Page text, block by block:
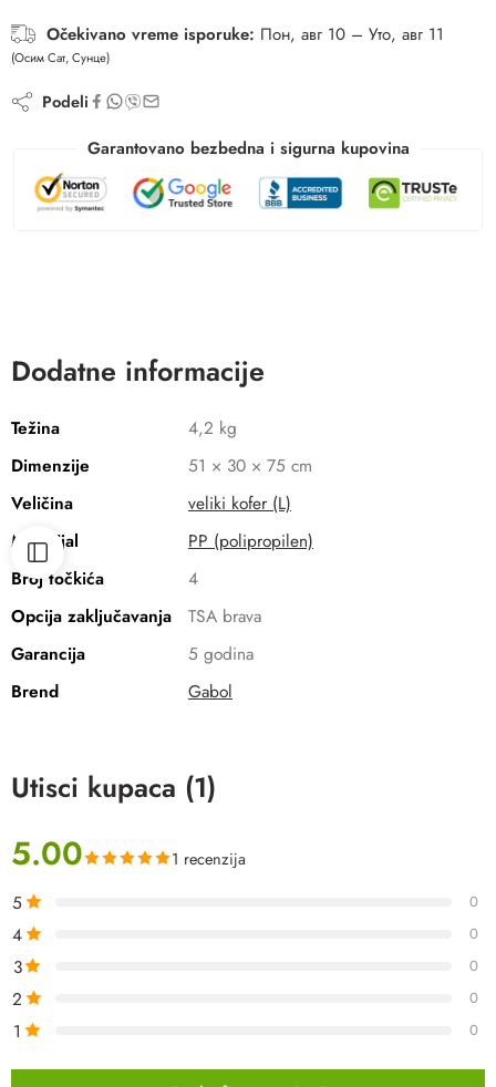
Očekivano vreme isporuke: Пон, авг 10 – Уто, авг 11
(Осим Сат, Сунце)
Podeli
Garantovano bezbedna i sigurna kupovina
Dodatne informacije
Težina
4,2 kg
Dimenzije
51 × 30 × 75 cm
Veličina
veliki kofer (L)
Materijal
PP (polipropilen)
Broj točkića
4
Opcija zaključavanja
TSA brava
Garancija
5 godina
Brend
Gabol
Utisci kupaca (1)
5.00 1 recenzija
5 0
4 0
3 0
2 0
1 0